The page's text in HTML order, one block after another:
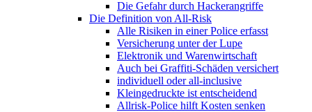
Die Gefahr durch Hackerangriffe
Die Definition von All-Risk
Alle Risiken in einer Police erfasst
Versicherung unter der Lupe
Elektronik und Warenwirtschaft
Auch bei Graffiti-Schäden versichert
individuell oder all-inclusive
Kleingedruckte ist entscheidend
Allrisk-Police hilft Kosten senken